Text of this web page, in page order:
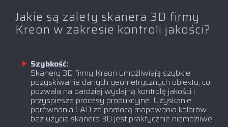
Jakie są zalety skanera 3D firmy
Kreon w zakresie kontroli jakości?
Szybkość:
Skanery 3D firmy Kreon umożliwiają szybkie
pozyskiwanie danych geometrycznych obiektu, co
pozwala na bardziej wydajną kontrolę jakości i
przyspiesza procesy produkcyjne. Uzyskanie
porównania CAD za pomocą mapowania kolorów
bez użycia skanera 3D jest praktycznie niemożliwe.